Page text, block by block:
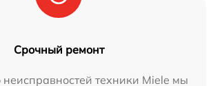
Срочный ремонт
техники Miele мы